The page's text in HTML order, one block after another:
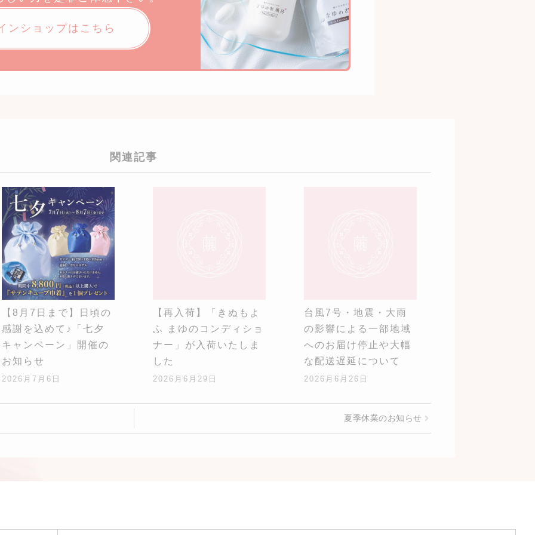
ンショップはこちら
関連記事
【8月7日まで】日頃の
感謝を込めて♪「七夕
キャンペーン」開催の
お知らせ
2026月7月6日
【再入荷】「きぬもよ
ふ まゆのコンディショ
ナー」が入荷いたしま
した
2026月6月29日
台風7号・地震・大雨
の影響による一部地域
へのお届け停止や大幅
な配送遅延について
2026月6月26日
夏季休業のお知らせ